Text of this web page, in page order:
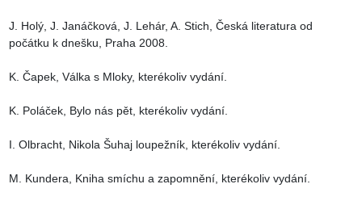
J. Holý, J. Janáčková, J. Lehár, A. Stich, Česká literatura od
počátku k dnešku, Praha 2008.
K. Čapek, Válka s Mloky, kterékoliv vydání.
K. Poláček, Bylo nás pět, kterékoliv vydání.
I. Olbracht, Nikola Šuhaj loupežník, kterékoliv vydání.
M. Kundera, Kniha smíchu a zapomnění, kterékoliv vydání.